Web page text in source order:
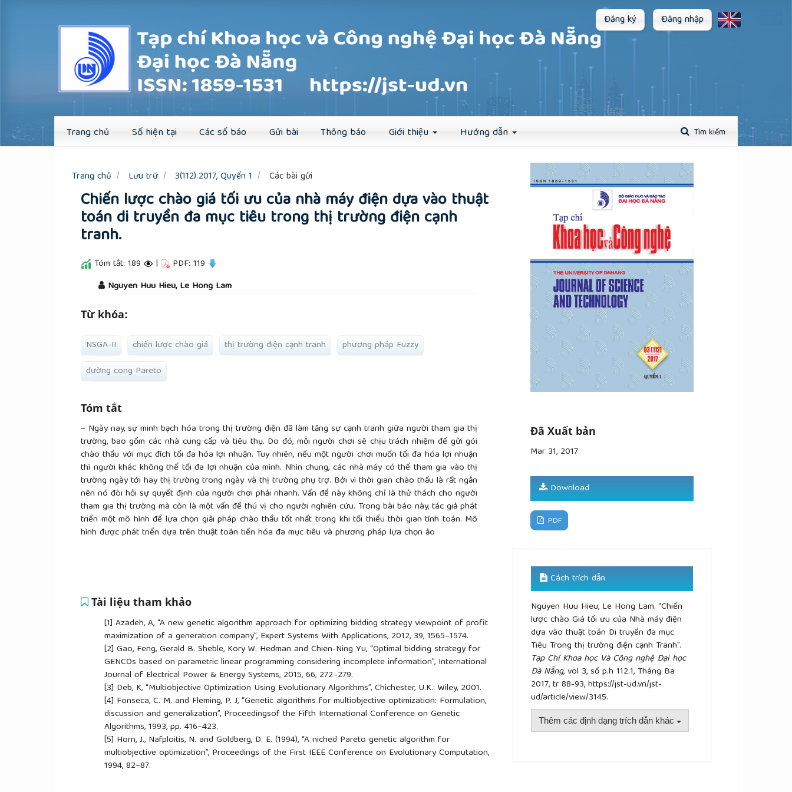
Trang chủ Số hiện tại Các số báo Gửi bài Thông báo Giới thiệu Hướng dẫn Tìm kiếm
Đăng ký Đăng nhập
Đăng ký Đăng nhập
Trang chủ Lưu trữ 3(112).2017, Quyển 1 Các bài gửi
Chiến lược chào giá tối ưu của nhà máy điện dựa vào thuật
toán di truyền đa mục tiêu trong thị trường điện cạnh
tranh.
Tóm tắt: 189 | PDF: 119
##plugins.themes.academic_pro.article.main##
Nguyen Huu Hieu, Le Hong Lam
Từ khóa:
NSGA-II chiến lược chào giá thị trường điện cạnh tranh
phương pháp Fuzzy
đường cong Pareto
Tóm tắt
– Ngày nay, sự minh bạch hóa trong thị trường điện đã làm tăng sự cạnh tranh giữa người tham gia thị
trường, bao gồm các nhà cung cấp và tiêu thụ. Do đó, mỗi người chơi sẽ chịu trách nhiệm để gửi gói
chào thầu với mục đích tối đa hóa lợi nhuận. Tuy nhiên, nếu một người chơi muốn tối đa hóa lợi nhuận
thì người khác không thể tối đa lợi nhuận của mình. Nhìn chung, các nhà máy có thể tham gia vào thị
trường ngày tới hay thị trường trong ngày và thị trường phụ trợ. Bởi vì thời gian chào thầu là rất ngắn
nên nó đòi hỏi sự quyết định của người chơi phải nhanh. Vấn đề này không chỉ là thử thách cho người
tham gia thị trường mà còn là một vấn đề thú vị cho người nghiên cứu. Trong bài báo này, tác giả phát
triển một mô hình để lựa chọn giải pháp chào thầu tốt nhất trong khi tối thiểu thời gian tính toán. Mô
hình được phát triển dựa trên thuật toán tiến hóa đa mục tiêu và phương pháp lựa chọn ảo
Tài liệu tham khảo
[1] Azadeh, A, “A new genetic algorithm approach for optimizing bidding strategy viewpoint of profit
maximization of a generation company”, Expert Systems With Applications, 2012, 39, 1565–1574.
[2] Gao, Feng, Gerald B. Sheble, Kory W. Hedman and Chien-Ning Yu, “Optimal bidding strategy for
GENCOs based on parametric linear programming considering incomplete information”, International
Journal of Electrical Power & Energy Systems, 2015, 66, 272–279.
[3] Deb, K, “Multiobjective Optimization Using Evolutionary Algorithms”, Chichester, U.K.: Wiley, 2001.
[4] Fonseca, C. M. and Fleming, P. J, “Genetic algorithms for multiobjective optimization: Formulation,
discussion and generalization”, Proceedingsof the Fifth International Conference on Genetic
Algorithms, 1993, pp. 416–423.
[5] Horn, J., Nafploitis, N. and Goldberg, D. E. (1994), “A niched Pareto genetic algorithm for
multiobjective optimization”, Proceedings of the First IEEE Conference on Evolutionary Computation,
1994, 82–87.
Đã Xuất bản
Mar 31, 2017
Download
PDF
Cách trích dẫn
Nguyen Huu Hieu, Le Hong Lam. “Chiến
lược chào Giá tối ưu của Nhà máy điện
dựa vào thuật toán Di truyền đa mục
Tiêu Trong thị trường điện cạnh Tranh”.
Tạp Chí Khoa học Và Công nghệ Đại học
Đà Nẵng, vol 3, số p.h 112.1, Tháng Ba
2017, tr 88-93, https://jst-ud.vn/jst-
ud/article/view/3145.
Thêm các định dạng trích dẫn khác